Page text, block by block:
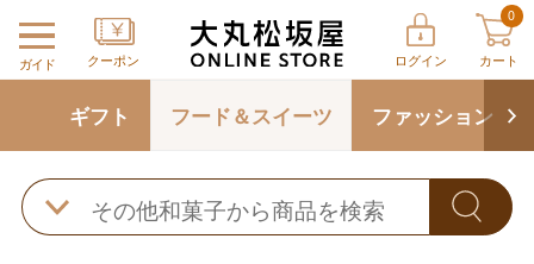
ガイド クーポン ログイン
0
カート
ギフト フード＆スイーツ ファッション